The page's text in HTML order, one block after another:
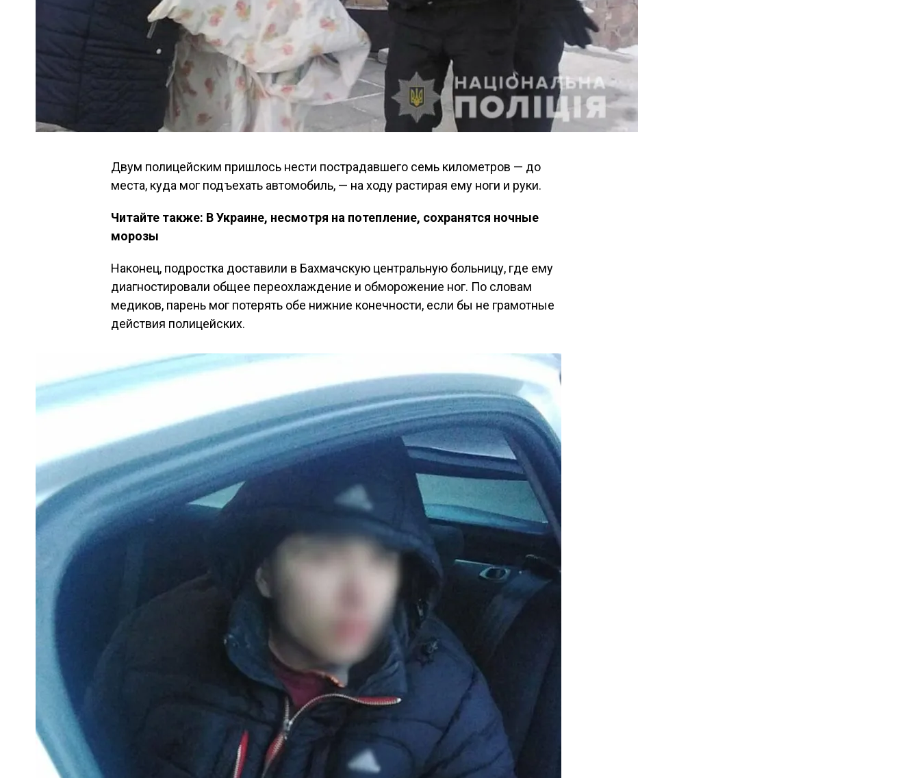
Двум полицейским пришлось нести пострадавшего семь километров — до
места, куда мог подъехать автомобиль, — на ходу растирая ему ноги и руки.
Читайте также: В Украине, несмотря на потепление, сохранятся ночные
морозы
Наконец, подростка доставили в Бахмачскую центральную больницу, где ему
диагностировали общее переохлаждение и обморожение ног. По словам
медиков, парень мог потерять обе нижние конечности, если бы не грамотные
действия полицейских.